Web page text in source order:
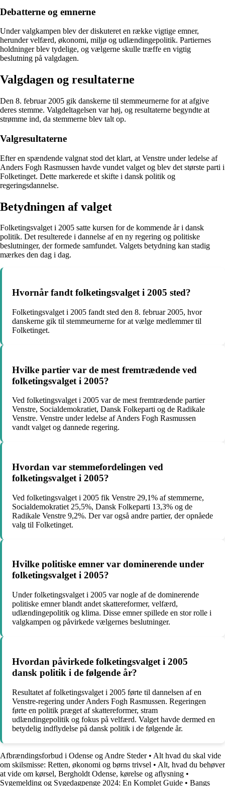
Debatterne og emnerne
Under valgkampen blev der diskuteret en række vigtige emner,
herunder velfærd, økonomi, miljø og udlændingepolitik. Partiernes
holdninger blev tydelige, og vælgerne skulle træffe en vigtig
beslutning på valgdagen.
Valgdagen og resultaterne
Den 8. februar 2005 gik danskerne til stemmeurnerne for at afgive
deres stemme. Valgdeltagelsen var høj, og resultaterne begyndte at
strømme ind, da stemmerne blev talt op.
Valgresultaterne
Efter en spændende valgnat stod det klart, at Venstre under ledelse af
Anders Fogh Rasmussen havde vundet valget og blev det største parti i
Folketinget. Dette markerede et skifte i dansk politik og
regeringsdannelse.
Betydningen af valget
Folketingsvalget i 2005 satte kursen for de kommende år i dansk
politik. Det resulterede i dannelse af en ny regering og politiske
beslutninger, der formede samfundet. Valgets betydning kan stadig
mærkes den dag i dag.
Hvornår fandt folketingsvalget i 2005 sted?
Folketingsvalget i 2005 fandt sted den 8. februar 2005, hvor
danskerne gik til stemmeurnerne for at vælge medlemmer til
Folketinget.
Hvilke partier var de mest fremtrædende ved
folketingsvalget i 2005?
Ved folketingsvalget i 2005 var de mest fremtrædende partier
Venstre, Socialdemokratiet, Dansk Folkeparti og de Radikale
Venstre. Venstre under ledelse af Anders Fogh Rasmussen
vandt valget og dannede regering.
Hvordan var stemmefordelingen ved
folketingsvalget i 2005?
Ved folketingsvalget i 2005 fik Venstre 29,1% af stemmerne,
Socialdemokratiet 25,5%, Dansk Folkeparti 13,3% og de
Radikale Venstre 9,2%. Der var også andre partier, der opnåede
valg til Folketinget.
Hvilke politiske emner var dominerende under
folketingsvalget i 2005?
Under folketingsvalget i 2005 var nogle af de dominerende
politiske emner blandt andet skattereformer, velfærd,
udlændingepolitik og klima. Disse emner spillede en stor rolle i
valgkampen og påvirkede vælgernes beslutninger.
Hvordan påvirkede folketingsvalget i 2005
dansk politik i de følgende år?
Resultatet af folketingsvalget i 2005 førte til dannelsen af en
Venstre-regering under Anders Fogh Rasmussen. Regeringen
førte en politik præget af skattereformer, stram
udlændingepolitik og fokus på velfærd. Valget havde dermed en
betydelig indflydelse på dansk politik i de følgende år.
Afbrændingsforbud i Odense og Andre Steder• Alt hvad du skal vide
om skilsmisse: Retten, økonomi og børns trivsel • Alt, hvad du behøver
at vide om kørsel, Bergholdt Odense, kørelse og aflysning •
Sygemelding og Sygedagpenge 2024: En Komplet Guide • Bangs